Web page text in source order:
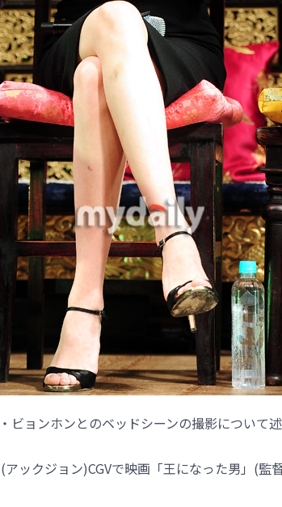
ビョンホンとのベッドシーンの撮影について述
ックジョン)CGVで映画「王になった男」(監